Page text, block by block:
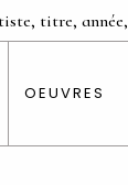
OEUVRES